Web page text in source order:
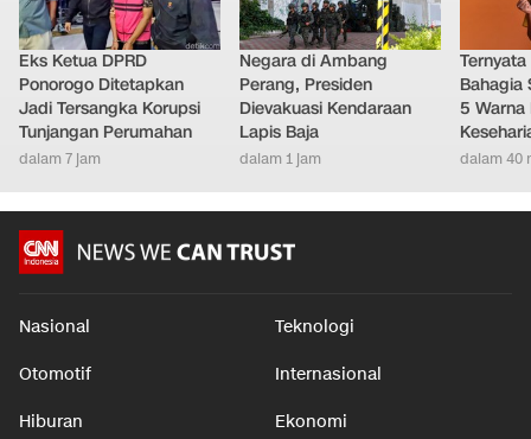
Eks Ketua DPRD
Tunjangan Perumahan
dalam 7 jam
Negara di Ambang
Lapis Baja